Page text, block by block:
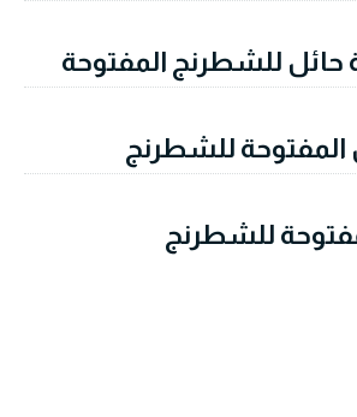
حائل للشطرنج المفتوحة
المفتوحة للشطرنج
للشطرنج